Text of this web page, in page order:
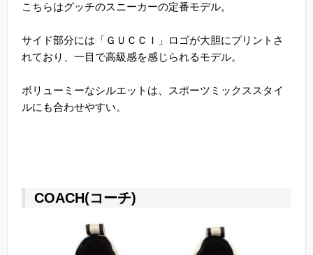
こちらはグッチのスニーカーの定番モデル。
サイド部分には「ＧＵＣＣＩ」ロゴが大胆にプリントさ
れており、一目で高級感を感じられるモデル。
ボリューミーなシルエットは、スポーツミックススタイ
ルにも合わせやすい。
COACH(コーチ)